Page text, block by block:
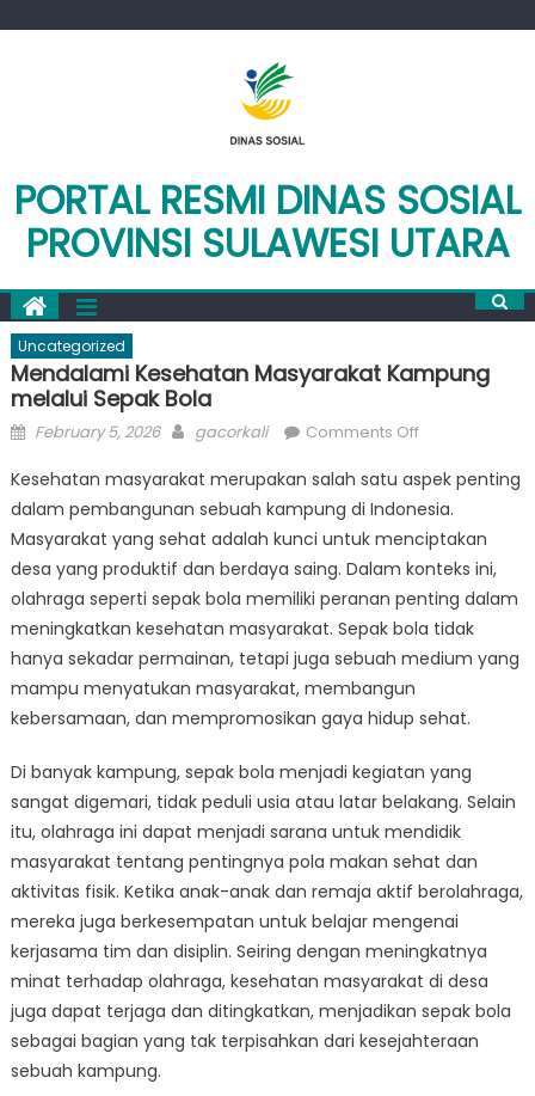
PORTAL RESMI DINAS SOSIAL
PROVINSI SULAWESI UTARA
Uncategorized
Mendalami Kesehatan Masyarakat Kampung
melalui Sepak Bola
Posted
February 5, 2026 Author
gacorkali Comments Offon
Kesehatan
Masyarakat
Kampung
melalui
Sepak
Bola
Kesehatan masyarakat merupakan salah satu aspek penting
dalam pembangunan sebuah kampung di Indonesia.
Masyarakat yang sehat adalah kunci untuk menciptakan
desa yang produktif dan berdaya saing. Dalam konteks ini,
olahraga seperti sepak bola memiliki peranan penting dalam
meningkatkan kesehatan masyarakat. Sepak bola tidak
hanya sekadar permainan, tetapi juga sebuah medium yang
mampu menyatukan masyarakat, membangun
kebersamaan, dan mempromosikan gaya hidup sehat.
Di banyak kampung, sepak bola menjadi kegiatan yang
sangat digemari, tidak peduli usia atau latar belakang. Selain
itu, olahraga ini dapat menjadi sarana untuk mendidik
masyarakat tentang pentingnya pola makan sehat dan
aktivitas fisik. Ketika anak-anak dan remaja aktif berolahraga,
mereka juga berkesempatan untuk belajar mengenai
kerjasama tim dan disiplin. Seiring dengan meningkatnya
minat terhadap olahraga, kesehatan masyarakat di desa
juga dapat terjaga dan ditingkatkan, menjadikan sepak bola
sebagai bagian yang tak terpisahkan dari kesejahteraan
sebuah kampung.